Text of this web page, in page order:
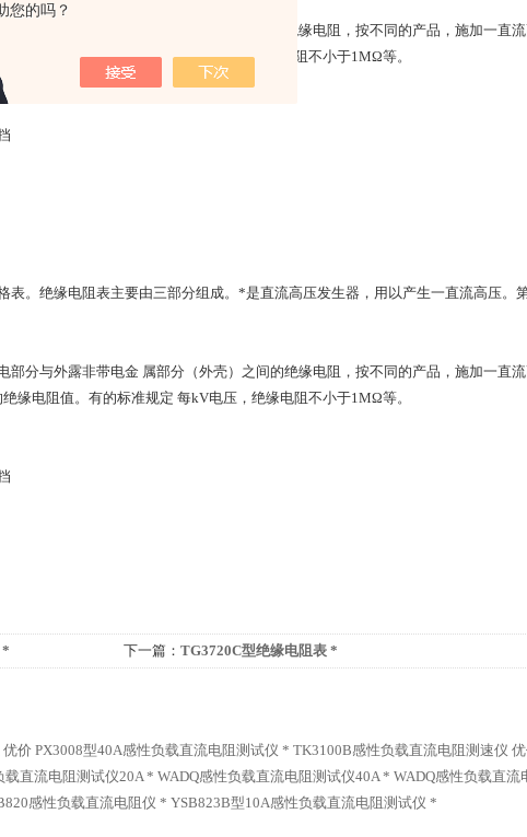
您的吗？
部分与外露非带电金 属部分（外壳）之间的绝缘电阻，按不同的产品，施加一直流
缘电阻值。有的标准规定 每kV电压，绝缘电阻不小于1MΩ等。
表。绝缘电阻表主要由三部分组成。*是直流高压发生器，用以产生一直流高压。
部分与外露非带电金 属部分（外壳）之间的绝缘电阻，按不同的产品，施加一直流
缘电阻值。有的标准规定 每kV电压，绝缘电阻不小于1MΩ等。
* 下一篇： TG3720C型绝缘电阻表 *
优价 PX3008型40A感性负载直流电阻测试仪 * TK3100B感性负载直流电阻测速仪
载直流电阻测试仪20A * WADQ感性负载直流电阻测试仪40A * WADQ感性负载直流
感性负载直流电阻仪 * YSB823B型10A感性负载直流电阻测试仪 *